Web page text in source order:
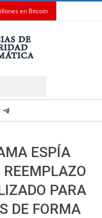
en Bitcoin
Telegram
ESPÍA
PARA
DE FORMA